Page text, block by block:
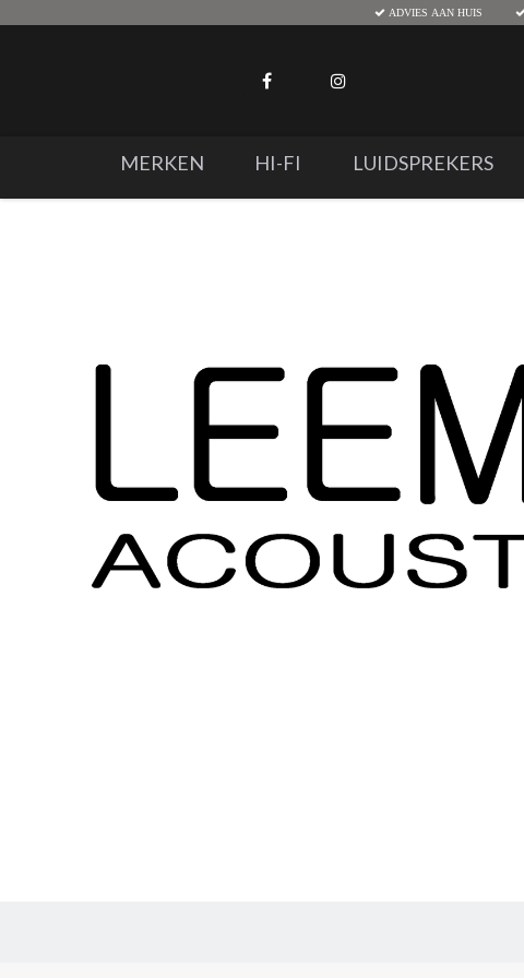
ADVIES AAN HUIS
MERKEN HI-FI LUIDSPREKERS